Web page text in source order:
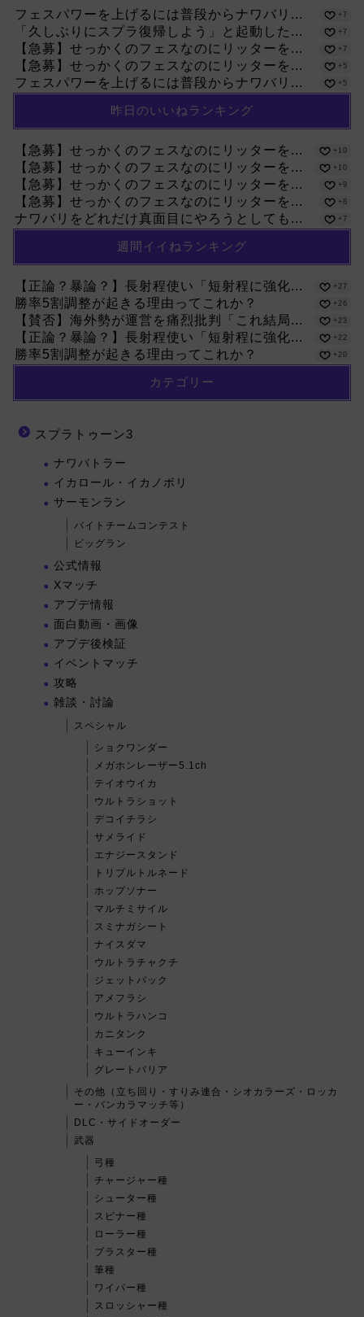
フェスパワーを上げるには普段からナワバリ... +7
「久しぶりにスプラ復帰しよう」と起動した... +7
【急募】せっかくのフェスなのにリッターを... +7
【急募】せっかくのフェスなのにリッターを... +5
フェスパワーを上げるには普段からナワバリ... +5
昨日のいいねランキング
【急募】せっかくのフェスなのにリッターを... +10
【急募】せっかくのフェスなのにリッターを... +10
【急募】せっかくのフェスなのにリッターを... +9
【急募】せっかくのフェスなのにリッターを... +8
ナワバリをどれだけ真面目にやろうとしても... +7
週間イイねランキング
【正論？暴論？】長射程使い「短射程に強化... +27
勝率5割調整が起きる理由ってこれか？ +26
【賛否】海外勢が運営を痛烈批判「これ結局... +23
【正論？暴論？】長射程使い「短射程に強化... +22
勝率5割調整が起きる理由ってこれか？ +20
カテゴリー
スプラトゥーン3
ナワバトラー
イカロール・イカノボリ
サーモンラン
バイトチームコンテスト
ビッグラン
公式情報
Xマッチ
アプデ情報
面白動画・画像
アプデ後検証
イベントマッチ
攻略
雑談・討論
スペシャル
ショクワンダー
メガホンレーザー5.1ch
テイオウイカ
ウルトラショット
デコイチラシ
サメライド
エナジースタンド
トリプルトルネード
ホップソナー
マルチミサイル
スミナガシート
ナイスダマ
ウルトラチャクチ
ジェットパック
アメフラシ
ウルトラハンコ
カニタンク
キューインキ
グレートバリア
その他（立ち回り・すりみ連合・シオカラーズ・ロッカ
ー・バンカラマッチ等）
DLC・サイドオーダー
武器
弓種
チャージャー種
シューター種
スピナー種
ローラー種
ブラスター種
筆種
ワイパー種
スロッシャー種